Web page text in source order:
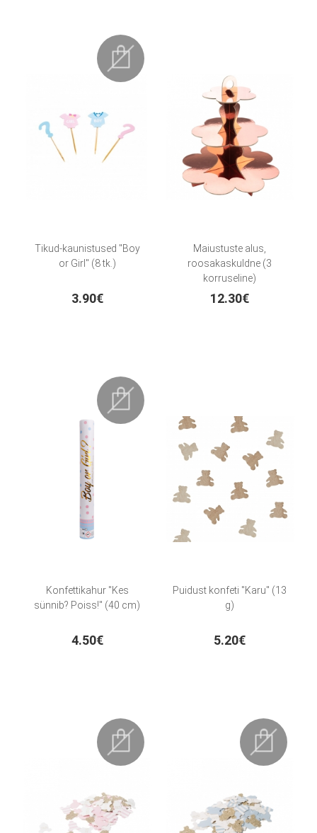
Tikud-kaunistused "Boy
or Girl" (8 tk.)
3.90€
Maiustuste alus,
roosakaskuldne (3
korruseline)
12.30€
Konfettikahur "Kes
sünnib? Poiss!" (40 cm)
4.50€
Puidust konfeti "Karu" (13
g)
5.20€